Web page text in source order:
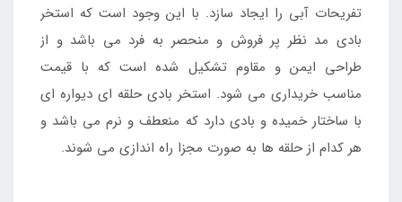
تفریحات آبی را ایجاد سازد. با این وجود است که استخر
بادی مد نظر پر فروش و منحصر به فرد می باشد و از
طراحی ایمن و مقاوم تشکیل شده است که با قیمت
مناسب خریداری می شود. استخر بادی حلقه ای دیواره ای
با ساختار خمیده و بادی دارد که منعطف و نرم می باشد و
هر کدام از حلقه ها به صورت مجزا راه اندازی می شوند.